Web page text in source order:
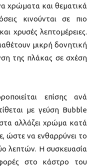
χρώματα και θεματικά
κινούνται σε πιο
χρυσές λεπτομέρειες.
μικρή δονητική
της πλάκας σε σχέση
επίσης ανά
με γεύση Bubble
αλλάζει χρώμα κατά
ώστε να ενθαρρύνει το
λεπτών. Η συσκευασία
στο κάστρο του